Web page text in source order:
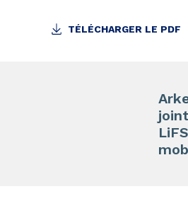
TÉLÉCHARGER LE PDF